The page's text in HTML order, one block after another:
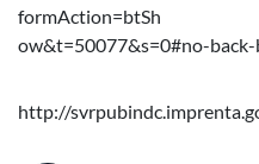
formAction=btSh
ow&t=50077&s=0#no-
http://